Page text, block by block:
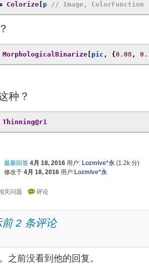
Colorize p // Image, ColorFunction
MorphologicalBinarize pic , { 0.08 ,
种？
Thinning@r1
最新回答 4月 18, 2016 用户: Lozmlve*永 (1.2k 分)
修改于 4月 18, 2016 用户:Lozmlve*永
前 2 条评论
之前没看到他的回复。